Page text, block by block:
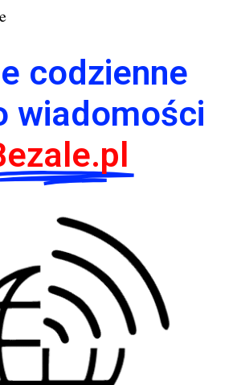
codzienne
wiadomości